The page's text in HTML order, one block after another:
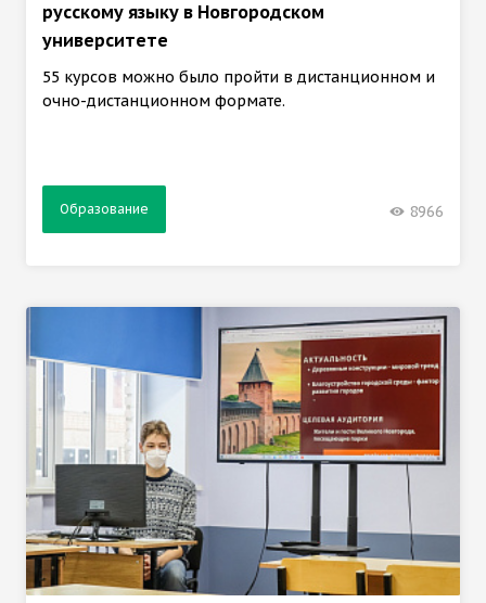
русскому языку в Новгородском
университете
55 курсов можно было пройти в дистанционном и
очно-дистанционном формате.
Образование 8966